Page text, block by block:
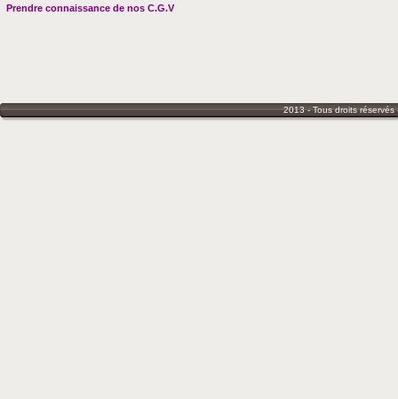
Prendre connaissance de nos C.G.V
2013 - Tous droits